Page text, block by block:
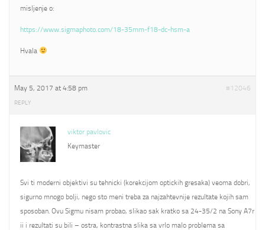
misljenje o:
https://www.sigmaphoto.com/18-35mm-f18-dc-hsm-a
Hvala
May 5, 2017 at 4:58 pm #12046
REPLY
viktor pavlovic
Keymaster
Svi ti moderni objektivi su tehnicki (korekcijom optickih gresaka) veoma dobri,
sigurno mnogo bolji, nego sto meni treba za najzahtevnije rezultate kojih sam
sposoban. Ovu Sigmu nisam probao, slikao sak kratko sa 24-35/2 na Sony A7r
ii i rezultati su bili – ostra, kontrastna slika sa vrlo malo problema sa